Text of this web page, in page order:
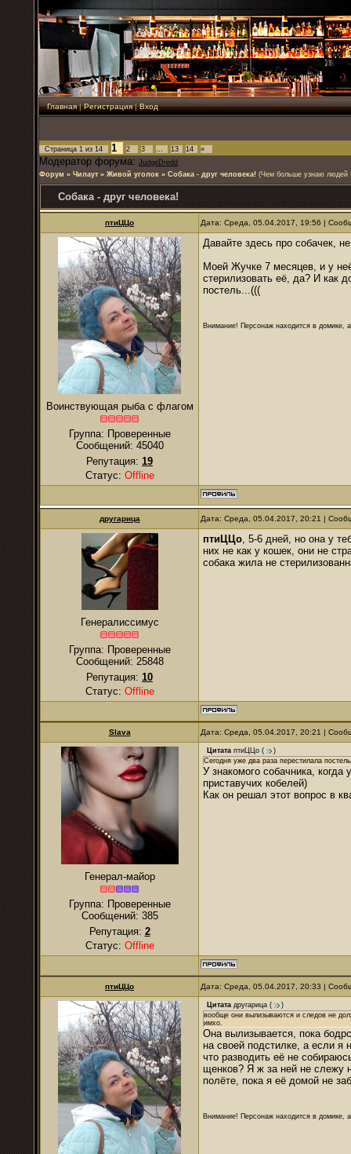
Главная|Регистрация|Вход
Страница 1 из 14 1 2 3 … 13 14 »
Модератор форума: JudgeDredd
Форум » Чилаут » Живой уголок » Собака - друг человека! (Чем больше узнаю людей
Собака - друг человека!
птиЦЦо Дата: Среда, 05.04.2017, 19:56 |
Воинствующая рыба с флагом
Группа: Проверенные
Сообщений: 45040
Репутация: 19
Статус: Offline
Давайте здесь про собачек,
Моей Жучке 7 месяцев, и у
стерилизовать её, да? И как
постель...(((
Внимание! Персонаж находится в домике,
другарица Дата: Среда, 05.04.2017, 20:21 |
Генералиссимус
Группа: Проверенные
Сообщений: 25848
Репутация: 10
Статус: Offline
птиЦЦо, 5-6 дней, но она у
них не как у кошек, они не
собака жила не
Slava Дата: Среда, 05.04.2017, 20:21 |
Генерал-майор
Группа: Проверенные
Сообщений: 385
Репутация: 2
Статус: Offline
Цитата птиЦЦо (
)
Сегодня уже два раза перестилала
У знакомого собачника,
приставучих кобелей)
Как он решал этот вопрос в
птиЦЦо Дата: Среда, 05.04.2017, 20:33 |
Цитата другарица (
)
вообще они вылизываются и следов не
имхо.
Она вылизывается, пока
на своей подстилке, а если я
что разводить её не
щенков? Я ж за ней не слежу
полёте, пока я её домой не
Внимание! Персонаж находится в домике,